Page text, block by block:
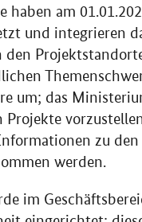
haben am
und integrieren
um; das
zu
werden.
im